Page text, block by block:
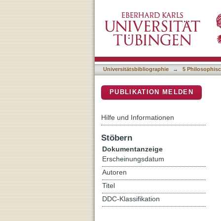
Universitätsbibliographie → 5
PUBLIKATION MELDEN
Hilfe und Informationen
Stöbern
Dokumentanzeige
Erscheinungsdatum
Autoren
Titel
DDC-Klassifikation